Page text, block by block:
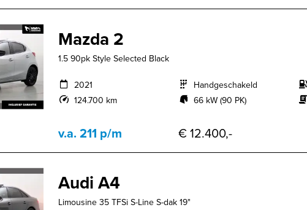
Mazda 2
1.5 90pk Style Selected Black
2021
124.700 km
Handgeschakeld
66 kW (90 PK)
v.a. 211 p/m € 12.400,-
Audi A4
Limousine 35 TFSi S-Line S-dak 19"